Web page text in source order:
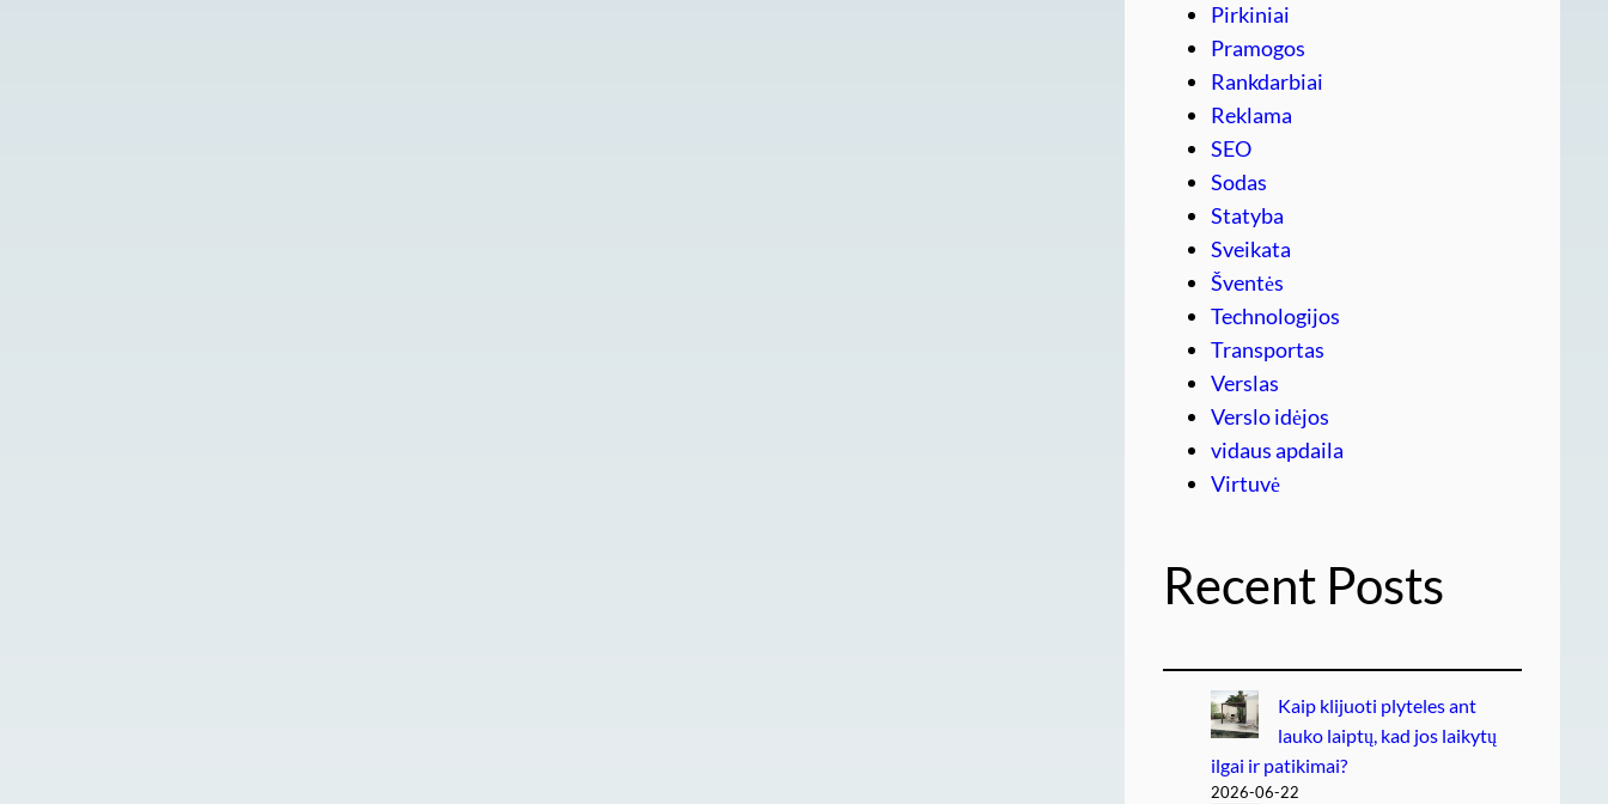
Pirkiniai
Pramogos
Rankdarbiai
Reklama
SEO
Sodas
Statyba
Sveikata
Šventės
Technologijos
Transportas
Verslas
Verslo idėjos
vidaus apdaila
Virtuvė
Recent Posts
Kaip klijuoti plyteles ant
lauko laiptų, kad jos laikytų
ilgai ir patikimai?
2026-06-22